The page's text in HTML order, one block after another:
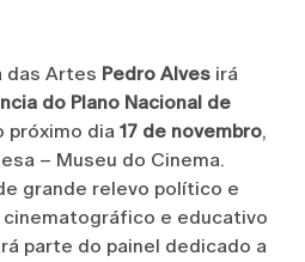
das Artes Pedro Alves irá
do Plano Nacional de
próximo dia 17 de novembro,
– Museu do Cinema.
grande relevo político e
cinematográfico e educativo
parte do painel dedicado a